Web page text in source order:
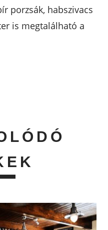
porzsák, habszivacs
is megtalálható a